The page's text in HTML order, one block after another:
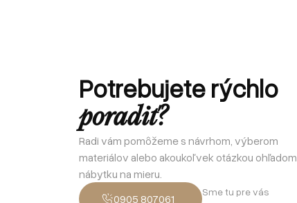
Potrebujete rýchlo
poradiť?
Radi vám pomôžeme s návrhom, výberom
materiálov alebo akoukoľvek otázkou ohľadom
nábytku na mieru.
0905 807061
Sme tu pre vás